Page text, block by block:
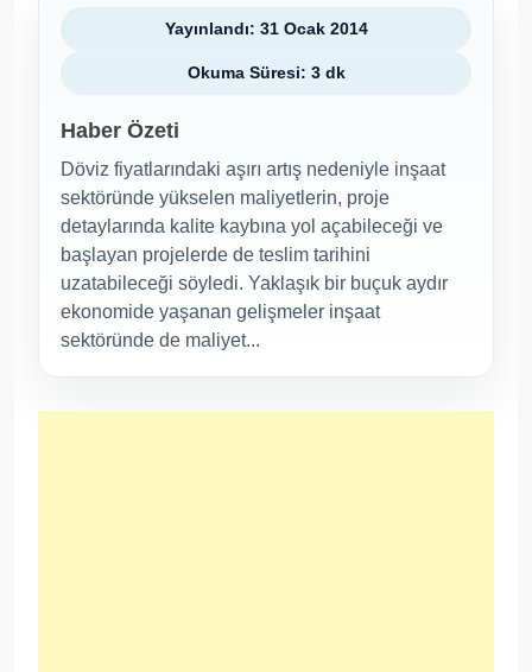
Yayınlandı: 31 Ocak 2014
Okuma Süresi: 3 dk
Haber Özeti
Döviz fiyatlarındaki aşırı artış nedeniyle inşaat
sektöründe yükselen maliyetlerin, proje
detaylarında kalite kaybına yol açabileceği ve
başlayan projelerde de teslim tarihini
uzatabileceği söyledi. Yaklaşık bir buçuk aydır
ekonomide yaşanan gelişmeler inşaat
sektöründe de maliyet...